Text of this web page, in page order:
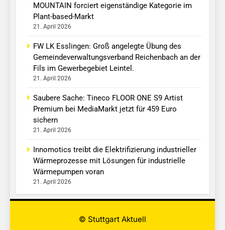
MOUNTAIN forciert eigenständige Kategorie im
Plant-based-Markt
21. April 2026
FW LK Esslingen: Groß angelegte Übung des
Gemeindeverwaltungsverband Reichenbach an der
Fils im Gewerbegebiet Leintel.
21. April 2026
Saubere Sache: Tineco FLOOR ONE S9 Artist
Premium bei MediaMarkt jetzt für 459 Euro
sichern
21. April 2026
Innomotics treibt die Elektrifizierung industrieller
Wärmeprozesse mit Lösungen für industrielle
Wärmepumpen voran
21. April 2026
© Stuttgart Aktuell